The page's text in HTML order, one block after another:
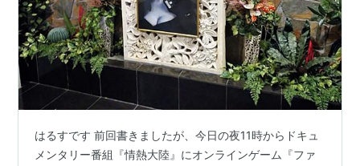
はるすです 前回書きましたが、今日の夜11時からドキュ
メンタリー番組『情熱大陸』にオンラインゲーム『ファ